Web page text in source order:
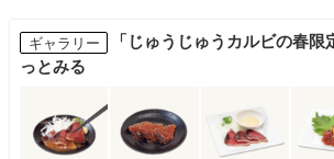
ギャラリー
「じゅうじゅうカルビの春
っとみる